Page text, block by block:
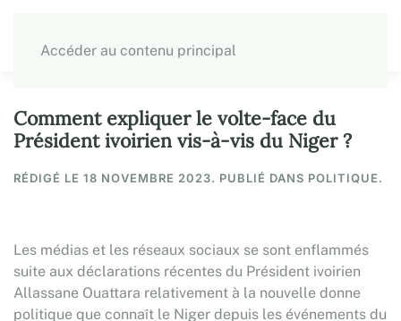
Accéder au contenu principal
Comment expliquer le volte-face du
Président ivoirien vis-à-vis du Niger ?
RÉDIGÉ LE 18 NOVEMBRE 2023. PUBLIÉ DANS POLITIQUE.
Les médias et les réseaux sociaux se sont enflammés
suite aux déclarations récentes du Président ivoirien
Allassane Ouattara relativement à la nouvelle donne
politique que connaît le Niger depuis les événements du